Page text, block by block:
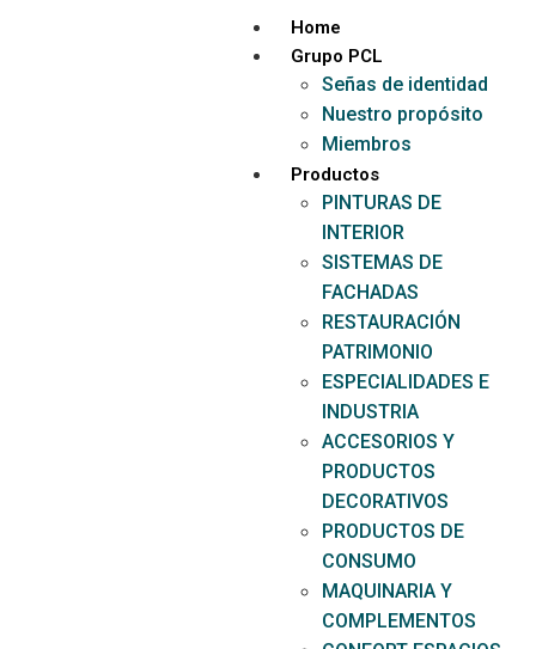
Home
Grupo PCL
Señas de identidad
Nuestro propósito
Miembros
Productos
PINTURAS DE
INTERIOR
SISTEMAS DE
FACHADAS
RESTAURACIÓN
PATRIMONIO
ESPECIALIDADES E
INDUSTRIA
ACCESORIOS Y
PRODUCTOS
DECORATIVOS
PRODUCTOS DE
CONSUMO
MAQUINARIA Y
COMPLEMENTOS